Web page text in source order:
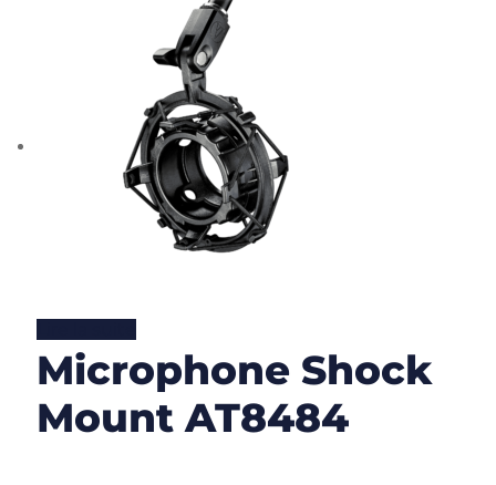
Microphone Shock
Mount AT8484